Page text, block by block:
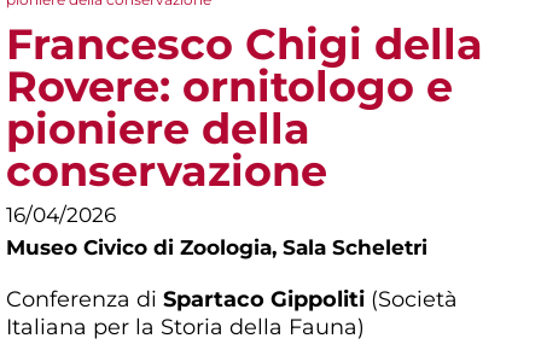
Francesco Chigi della
Rovere: ornitologo e
pioniere della
conservazione
16/04/2026
Museo Civico di Zoologia, Sala Scheletri
Conferenza di Spartaco Gippoliti (Società
Italiana per la Storia della Fauna)